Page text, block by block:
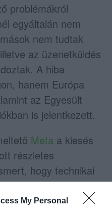
My Personal
problémákról
egyáltalán nem
nem tudtak
az üzenetküldés
A hiba
hanem Európa
az Egyesült
is jelentkezett.
Meta a kiesés
részletes
hogy technikai
vagy más